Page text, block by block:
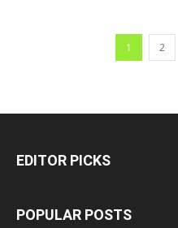
1 2
EDITOR PICKS
POPULAR POSTS